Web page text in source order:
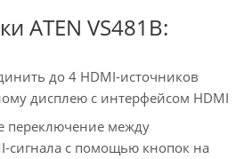
ATEN VS481B:
до 4 HDMI-источников
дисплею с интерфейсом HDMI
переключение между
сигнала с помощью кнопок на